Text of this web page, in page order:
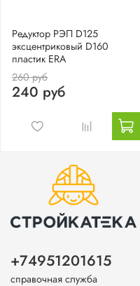
Редуктор РЭП D125
эксцентриковый D160
пластик ERA
260 руб
240 руб
+74951201615
справочная служба